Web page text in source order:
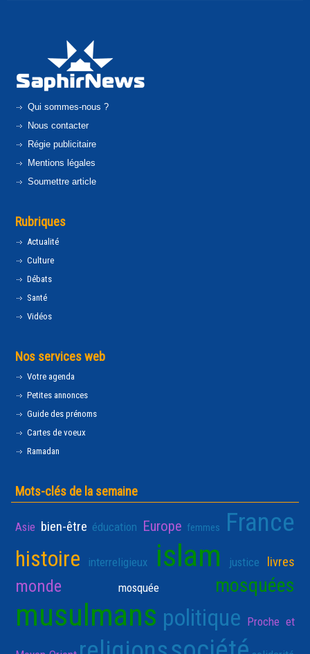
Qui sommes-nous ?
Nous contacter
Régie publicitaire
Mentions légales
Soumettre article
Rubriques
Actualité
Culture
Débats
Santé
Vidéos
Nos services web
Votre agenda
Petites annonces
Guide des prénoms
Cartes de voeux
Ramadan
Mots-clés de la semaine
Asie bien-être éducation Europe femmes France
histoire interreligieux islam justice livres
monde mosquée mosquées
musulmans politique Proche et